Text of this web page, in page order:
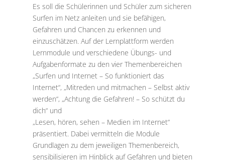
Es soll die Schülerinnen und Schüler zum sicheren
Surfen im Netz anleiten und sie befähigen,
Gefahren und Chancen zu erkennen und
einzuschätzen. Auf der Lernplattform werden
Lernmodule und verschiedene Übungs- und
Aufgabenformate zu den vier Themenbereichen
„Surfen und Internet – So funktioniert das
Internet“, „Mitreden und mitmachen – Selbst aktiv
werden“, „Achtung die Gefahren! – So schützt du
dich“ und
„Lesen, hören, sehen – Medien im Internet“
präsentiert. Dabei vermitteln die Module
Grundlagen zu dem jeweiligen Themenbereich,
sensibilisieren im Hinblick auf Gefahren und bieten